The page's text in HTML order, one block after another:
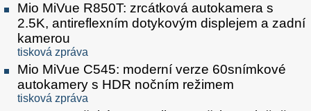
Mio MiVue R850T: zrcátková autokamera s
2.5K, antireflexním dotykovým displejem a zadní
kamerou
tisková zpráva
Mio MiVue C545: moderní verze 60snímkové
autokamery s HDR nočním režimem
tisková zpráva